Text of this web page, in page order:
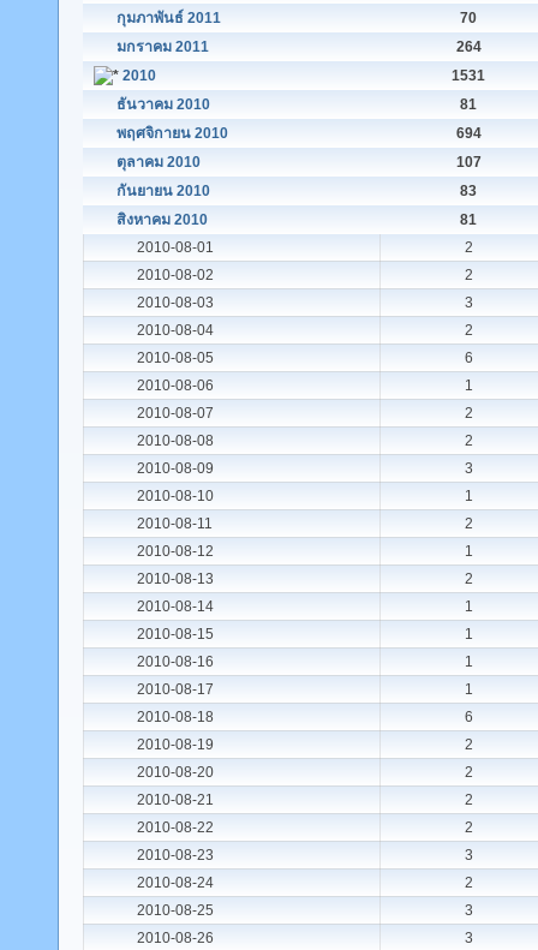
กุมภาพันธ์ 2011
70
มกราคม 2011
264
2010
1531
ธันวาคม 2010
81
พฤศจิกายน 2010
694
ตุลาคม 2010
107
กันยายน 2010
83
สิงหาคม 2010
81
2010-08-01
2
2010-08-02
2
2010-08-03
3
2010-08-04
2
2010-08-05
6
2010-08-06
1
2010-08-07
2
2010-08-08
2
2010-08-09
3
2010-08-10
1
2010-08-11
2
2010-08-12
1
2010-08-13
2
2010-08-14
1
2010-08-15
1
2010-08-16
1
2010-08-17
1
2010-08-18
6
2010-08-19
2
2010-08-20
2
2010-08-21
2
2010-08-22
2
2010-08-23
3
2010-08-24
2
2010-08-25
3
2010-08-26
3